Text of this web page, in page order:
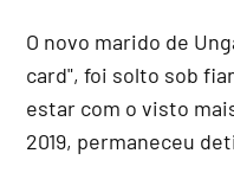
O novo marido de
card", foi solto sob
estar com o visto
2019, permaneceu